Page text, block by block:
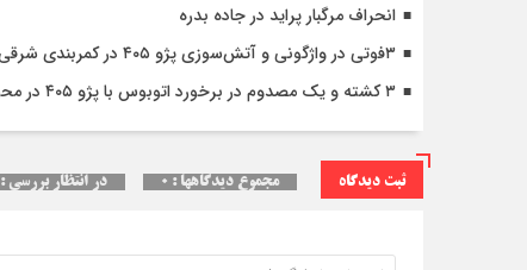
انحراف مرگبار پراید در جاده بدره
۳فوتی در واژگونی و آتش‌سوزی پژو ۴۰۵ در کمربندی شرقی ایلام
۳ کشته و یک مصدوم در برخورد اتوبوس با پژو ۴۰۵ در محور دشت‌عباس–دهلران
ثبت دیدگاه مجموع دیدگاهها : ۰ در انتظار بررسی : ۰